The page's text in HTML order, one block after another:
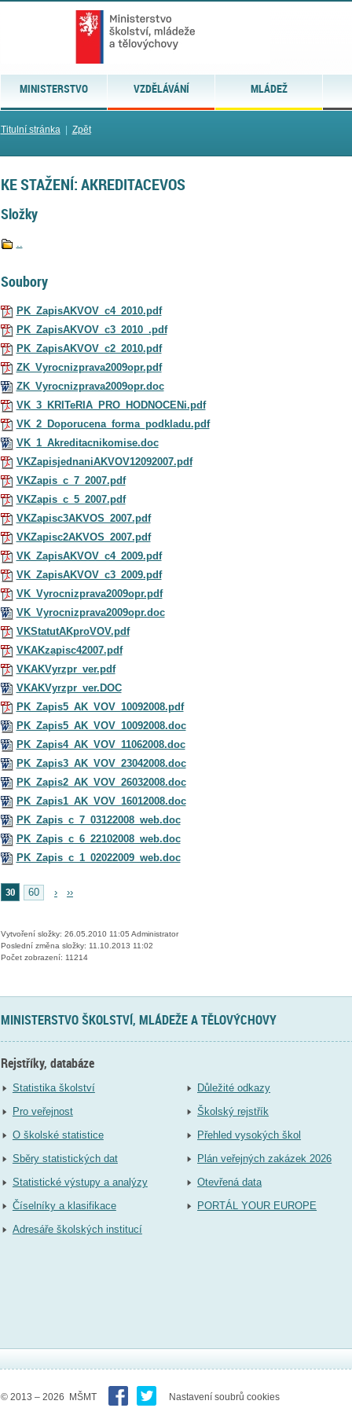
MINISTERSTVO VZDĚLÁVÁNÍ MLÁDEŽ
Titulní stránka| Zpět
KE STAŽENÍ: AKREDITACEVOS
Složky
..
Soubory
PK_ZapisAKVOV_c4_2010.pdf
PK_ZapisAKVOV_c3_2010_.pdf
PK_ZapisAKVOV_c2_2010.pdf
ZK_Vyrocnizprava2009opr.pdf
ZK_Vyrocnizprava2009opr.doc
VK_3_KRITeRIA_PRO_HODNOCENi.pdf
VK_2_Doporucena_forma_podkladu.pdf
VK_1_Akreditacnikomise.doc
VKZapisjednaniAKVOV12092007.pdf
VKZapis_c_7_2007.pdf
VKZapis_c_5_2007.pdf
VKZapisc3AKVOS_2007.pdf
VKZapisc2AKVOS_2007.pdf
VK_ZapisAKVOV_c4_2009.pdf
VK_ZapisAKVOV_c3_2009.pdf
VK_Vyrocnizprava2009opr.pdf
VK_Vyrocnizprava2009opr.doc
VKStatutAKproVOV.pdf
VKAKzapisc42007.pdf
VKAKVyrzpr_ver.pdf
VKAKVyrzpr_ver.DOC
PK_Zapis5_AK_VOV_10092008.pdf
PK_Zapis5_AK_VOV_10092008.doc
PK_Zapis4_AK_VOV_11062008.doc
PK_Zapis3_AK_VOV_23042008.doc
PK_Zapis2_AK_VOV_26032008.doc
PK_Zapis1_AK_VOV_16012008.doc
PK_Zapis_c_7_03122008_web.doc
PK_Zapis_c_6_22102008_web.doc
PK_Zapis_c_1_02022009_web.doc
30 60 › ››
Vytvoření složky: 26.05.2010 11:05 Administrator
Poslední změna složky: 11.10.2013 11:02
Počet zobrazení: 11214
MINISTERSTVO ŠKOLSTVÍ, MLÁDEŽE A TĚLOVÝCHOVY
Rejstříky, databáze
Statistika školství
Pro veřejnost
O školské statistice
Sběry statistických dat
Statistické výstupy a analýzy
Číselníky a klasifikace
Adresáře školských institucí
Důležité odkazy
Školský rejstřík
Přehled vysokých škol
Plán veřejných zakázek 2026
Otevřená data
PORTÁL YOUR EUROPE
© 2013 – 2026 MŠMT Nastavení soubrů cookies